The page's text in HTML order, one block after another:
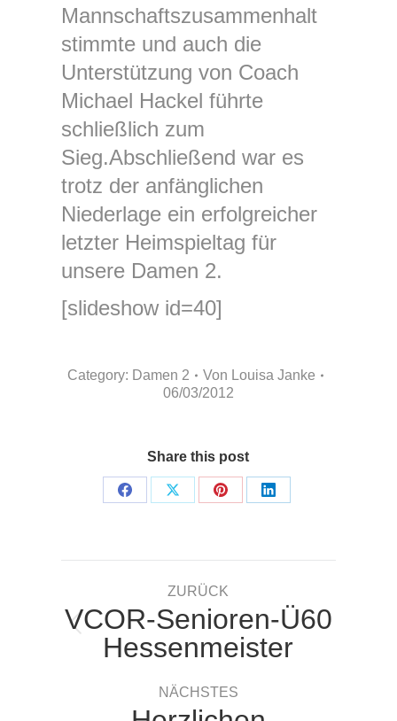
Mannschaftszusammenhalt
stimmte und auch die
Unterstützung von Coach
Michael Hackel führte
schließlich zum
Sieg.Abschließend war es
trotz der anfänglichen
Niederlage ein erfolgreicher
letzter Heimspieltag für
unsere Damen 2.
[slideshow id=40]
Category: Damen 2 Von Louisa Janke
06/03/2012
Share this post
Share
Share
Share
Share
ZURÜCK
Vorheriger
Beitrag:
VCOR-Senioren-Ü60
Hessenmeister
NÄCHSTES